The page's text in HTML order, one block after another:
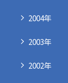
2004年
2003年
2002年